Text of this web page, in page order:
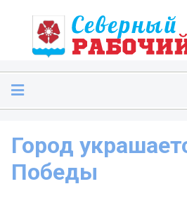
Город
Победы